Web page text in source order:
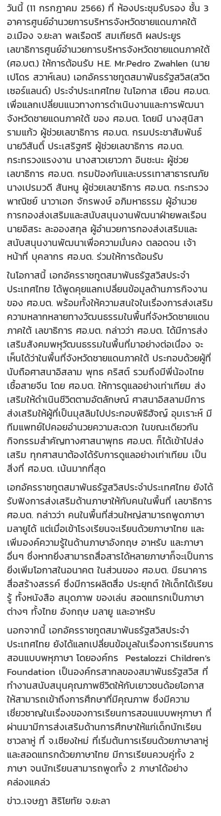
วันนี้ (11 กรกฎาคม 2566) ที่ ห้องประชุมรับรอง ชั้น 3
อาคารศูนย์อำนวยการบริหารจังหวัดชายแดนภาคใต้
อ.เมือง จ.ยะลา พลเรือตรี สมเกียรติ ผลประยูร
เลขาธิการศูนย์อำนวยการบริหารจังหวัดชายแดนภาคใต้
(ศอ.บต.) ให้การต้อนรับ H.E. Mr.Pedro Zwahlen (นาย
เปโดร สวาห์เลน) เอกอัครราชทูตสมาพันธรัฐสวิส(สวิต
เซอร์แลนด์) ประจำประเทศไทย ในโอกาส เยือน ศอ.บต.
เพื่อแลกเปลี่ยนแนวทางการดำเนินงานและการพัฒนา
จังหวัดชายแดนภาคใต้ ของ ศอ.บต. โดยมี นางสุนิสา
รามแก้ว ผู้ช่วยเลขาธิการ ศอ.บต. กรมประชาสัมพันธ์
นายวิสันติ์ ประเสริฐศรี ผู้ช่วยเลขาธิการ ศอ.บต.
กระทรวงแรงงาน นางสาวเยาวภา อินชะนะ ผู้ช่วย
เลขาธิการ ศอ.บต. กรมป้องกันและบรรเทาสาธารณภัย
นางเปรมวดี สันหนู ผู้ช่วยเลขาธิการ ศอ.บต. กระทรวง
พาณิชย์ นาวาเอก จักรพงษ์ อภิมหาธรรม ผู้อำนวย
การกองส่งเสริมและสนับสนุนงานพัฒนาฝ่ายพลเรือน
นายอิสระ ละอองสกุล ผู้อำนวยการกองส่งเสริมและ
สนับสนุนงานพัฒนาเพื่อความมั่นคง ตลอดจน เจ้า
หน้าที่ บุคลากร ศอ.บต. ร่วมให้การต้อนรับ
ในโอกาสนี้ เอกอัครราชทูตสมาพันธรัฐสวิสประจำ
ประเทศไทย ได้พูดคุยแลกเปลี่ยนข้อมูลด้านภารกิจงาน
ของ ศอ.บต. พร้อมทั้งให้ความสนใจในเรื่องการส่งเสริม
ความหลากหลายทางวัฒนธรรมในพื้นที่จังหวัดชายแดน
ภาคใต้ เลขาธิการ ศอ.บต. กล่าวว่า ศอ.บต. ได้มีการส่ง
เสริมสังคมพหุวัฒนธรรมในพื้นที่มาอย่างต่อเนื่อง จะ
เห็นได้ว่าในพื้นที่จังหวัดชายแดนภาคใต้ ประกอบด้วยผู้ที่
นับถือศาสนาอิสลาม พุทธ คริสต์ รวมถึงมีพี่น้องไทย
เชื้อสายจีน โดย ศอ.บต. ให้การดูแลอย่างเท่าเทียม ส่ง
เสริมให้ดำเนินชีวิตตามอัตลักษณ์ ศาสนาอิสลามมีการ
ส่งเสริมให้ผู้ที่เป็นมุสลิมไปประกอบพิธีฮัจญ์ อุมเราะห์ มี
ทีมแพทย์ไปคอยอำนวยความสะดวก ในขณะเดียวกัน
กิจกรรมสำคัญทางศาสนาพุทธ ศอ.บต. ก็ได้เข้าไปส่ง
เสริม ทุกศาสนาต้องได้รับการดูแลอย่างเท่าเทียม เป็น
สิ่งที่ ศอ.บต. เน้นมากที่สุด
เอกอัครราชทูตสมาพันธรัฐสวิสประจำประเทศไทย ยังได้
รับฟังการส่งเสริมด้านภาษาให้กับคนในพื้นที่ เลขาธิการ
ศอ.บต. กล่าวว่า คนในพื้นที่ส่วนใหญ่สามารถพูดภาษา
มลายูได้ แต่เมื่อเข้าโรงเรียนจะเรียนด้วยภาษาไทย และ
เพิ่มองค์ความรู้ในด้านภาษาอังกฤษ อาหรับ และภาษา
อื่นๆ ซึ่งหากยิ่งสามารถสื่อสารได้หลายภาษาก็จะเป็นการ
ยิ่งเพิ่มโอกาสในอนาคต ในส่วนของ ศอ.บต. มีธนาคาร
สื่อสร้างสรรค์ ซึ่งมีการผลิตสื่อ ประยุกต์ ให้เด็กได้เรียน
รู้ ทั้งหนังสือ สมุดภาพ ของเล่น สอดแทรกเป็นภาษา
ต่างๆ ทั้งไทย อังกฤษ มลายู และอาหรับ
นอกจากนี้ เอกอัครราชทูตสมาพันธรัฐสวิสประจำ
ประเทศไทย ยังได้แลกเปลี่ยนข้อมูลในเรื่องการเรียนการ
สอนแบบพหุภาษา โดยองค์กร Pestalozzi Children’s
Foundation เป็นองค์กรสากลของสมาพันธรัฐสวิส ที่
ทำงานสนับสนุนคุณภาพชีวิตให้กับเยาวชนด้อยโอกาส
ให้สามารถเข้าถึงการศึกษาที่มีคุณภาพ ซึ่งมีความ
เชี่ยวชาญในเรื่องของการเรียนการสอนแบบพหุภาษา ที่
ผ่านมามีการส่งเสริมด้านการศึกษาให้แก่เด็กนักเรียน
ชาวลาหู่ ที่ จ.เชียงใหม่ ที่เริ่มต้นการเรียนด้วยภาษาลาหู่
และสอดแทรกด้วยภาษาไทย มีการเรียนควบคู่ทั้ง 2
ภาษา จนนักเรียนสามารถพูดทั้ง 2 ภาษาได้อย่าง
คล่องแคล่ว
ข่าว..เจษฎา สิริโยทัย จ.ยะลา